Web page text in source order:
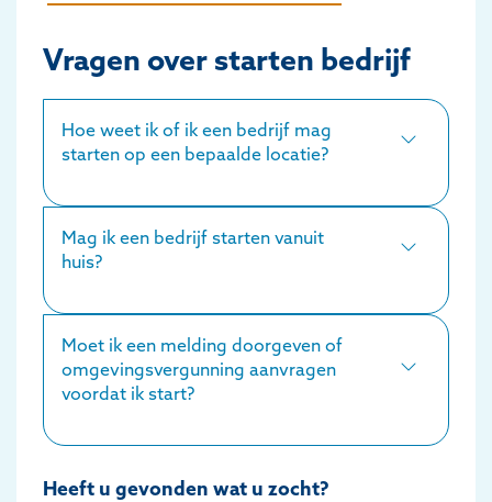
Vragen over starten bedrijf
Hoe weet ik of ik een bedrijf mag
starten op een bepaalde locatie?
Mag ik een bedrijf starten vanuit
huis?
Moet ik een melding doorgeven of
omgevingsvergunning aanvragen
voordat ik start?
Heeft u gevonden wat u zocht?